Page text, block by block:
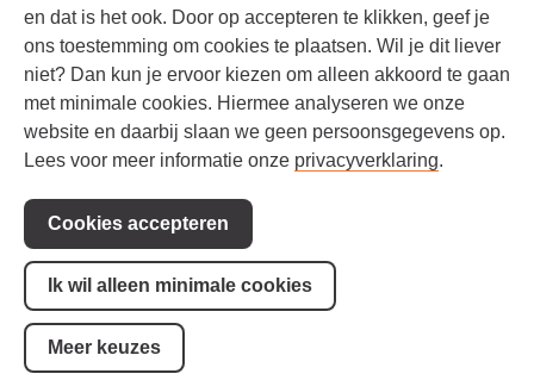
en dat is het ook. Door op accepteren te klikken, geef je
ons toestemming om cookies te plaatsen. Wil je dit liever
niet? Dan kun je ervoor kiezen om alleen akkoord te gaan
met minimale cookies. Hiermee analyseren we onze
website en daarbij slaan we geen persoonsgegevens op.
Lees voor meer informatie onze privacyverklaring.
Cookies accepteren
Ik wil alleen minimale cookies
Meer keuzes
Voorwaarden
Toegankelijkheid Privacy
Cookie-instellingen